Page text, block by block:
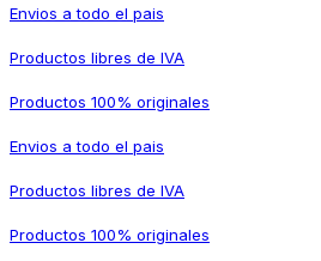
Envios a todo el pais
Productos libres de IVA
Productos 100% originales
Envios a todo el pais
Productos libres de IVA
Productos 100% originales